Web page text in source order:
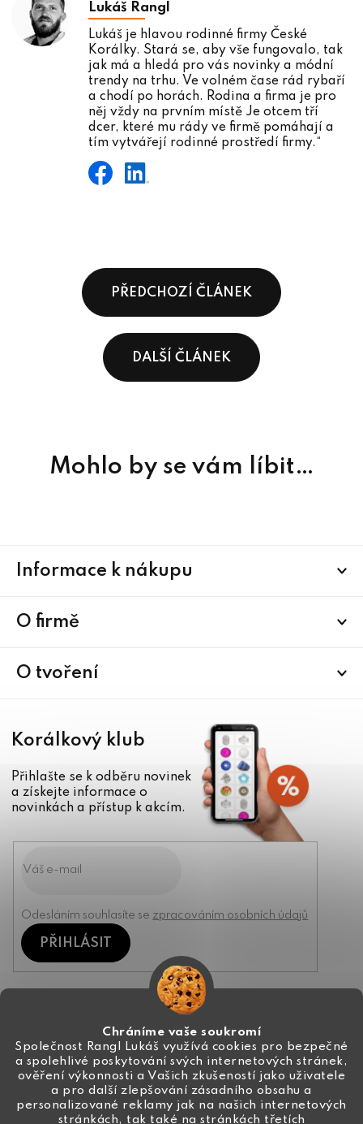
Chráníme vaše soukromí
Společnost Rangl Lukáš využívá cookies pro bezpečné
a spolehlivé poskytování svých internetových stránek,
ověření výkonnosti a Vašich zkušeností jako uživatele
a pro další zlepšování zásadního obsahu a
personalizované reklamy jak na našich internetových
stránkách, tak také na stránkách třetích
Lukáš Rangl
Lukáš je hlavou rodinné firmy České
Korálky. Stará se, aby vše fungovalo, tak
jak má a hledá pro vás novinky a módní
trendy na trhu. Ve volném čase rád rybaří
a chodí po horách. Rodina a firma je pro
něj vždy na prvním místě Je otcem tří
dcer, které mu rády ve firmě pomáhají a
tím vytvářejí rodinné prostředí firmy.“
PŘEDCHOZÍ ČLÁNEK
DALŠÍ ČLÁNEK
Mohlo by se vám líbit…
Informace k nákupu
O firmě
O tvoření
Korálkový klub
Přihlašte se k odběru novinek
a získejte informace o
novinkách a přístup k akcím.
Odesláním souhlasíte se zpracováním osobních údajů
PŘIHLÁSIT
info@ceske-koralky.cz
+420 774 444 191